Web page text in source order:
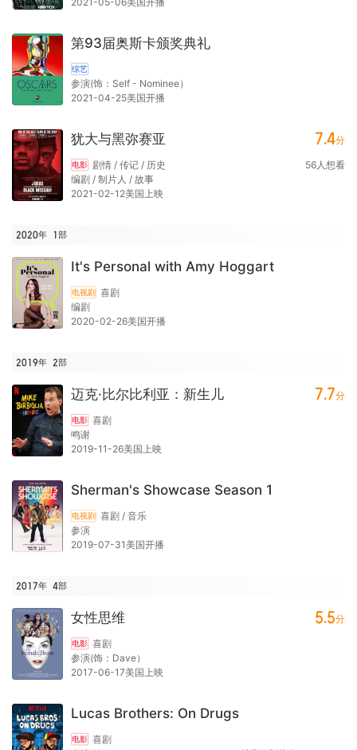
第93届奥斯卡颁奖典礼
综艺
参演(饰：Self - Nominee）
2021-04-25美国开播
犹大与黑弥赛亚
电影 剧情 / 传记 / 历史
编剧 / 制片人 / 故事
2021-02-12美国上映
7.4分
56人想看
2020年 1部
It's Personal with Amy Hoggart
电视剧 喜剧
编剧
2020-02-26美国开播
2019年 2部
迈克·比尔比利亚：新生儿
电影 喜剧
鸣谢
2019-11-26美国上映
7.7分
Sherman's Showcase Season 1
电视剧 喜剧 / 音乐
参演
2019-07-31美国开播
2017年 4部
女性思维
电影 喜剧
参演(饰：Dave）
2017-06-17美国上映
5.5分
Lucas Brothers: On Drugs
电影 喜剧